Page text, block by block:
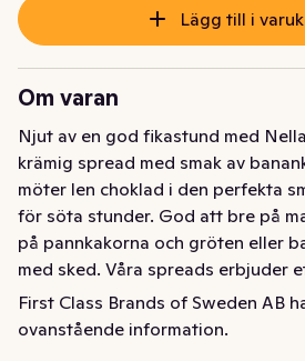
Lägg till i
Om varan
Njut av en god fikastund med
krämig spread med smak av
möter len choklad i den perfekta
för söta stunder. God att bre på
på pannkakorna och gröten eller
med sked. Våra spreads erbjuder
alternativ, så du kan njuta av goda
tillsatt socker och kompromiss av
First Class Brands of Sweden AB
ovanstående information.